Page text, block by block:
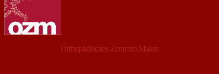
Orthopädisches Zentrum Mainz